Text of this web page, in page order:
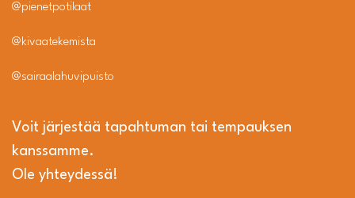
@pienetpotilaat
@kivaatekemista
@sairaalahuvipuisto
Voit järjestää tapahtuman tai tempauksen
kanssamme.
Ole yhteydessä!